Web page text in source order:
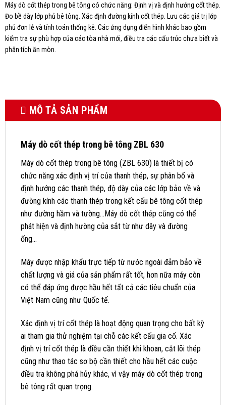
Máy dò cốt thép trong bê tông có chức năng: Định vị và định hướng cốt thép.
Đo bề dày lớp phủ bê tông. Xác định đường kính cốt thép. Lưu các giá trị lớp
phủ đơn lẻ và tính toán thống kê. Các ứng dụng điển hình khác bao gồm
kiểm tra sự phù hợp của các tòa nhà mới, điều tra các cấu trúc chưa biết và
phân tích ăn mòn.
MÔ TẢ SẢN PHẨM
Máy dò cốt thép trong bê tông ZBL 630
Máy dò cốt thép trong bê tông (ZBL 630) là thiết bị có
chức năng xác định vị trí của thanh thép, sự phân bố và
định hướng các thanh thép, độ dày của các lớp bảo về và
đường kính các thanh thép trong kết cấu bê tông cốt thép
như đường hầm và tường…Máy dò cốt thép cũng có thể
phát hiện và định hường của sắt từ như dây và đường
ống…
Máy được nhập khẩu trực tiếp từ nước ngoài đảm bảo về
chất lượng và giá của sản phẩm rất tốt, hơn nữa máy còn
có thể đáp ứng được hầu hết tất cả các tiêu chuẩn của
Việt Nam cũng như Quốc tế.
Xác định vị trí cốt thép là hoạt động quan trọng cho bất kỳ
ai tham gia thử nghiệm tại chỗ các kết cấu gia cố. Xác
định vị trí cốt thép là điều cần thiết khi khoan, cắt lõi thép
cũng như thao tác sơ bộ cần thiết cho hầu hết các cuộc
điều tra không phá hủy khác, vì vậy máy dò cốt thép trong
bê tông rất quan trọng.